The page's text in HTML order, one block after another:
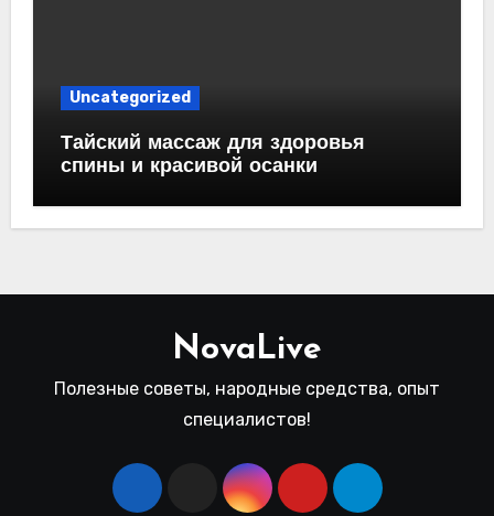
Uncategorized
Тайский массаж для здоровья
спины и красивой осанки
NovaLive
Полезные советы, народные средства, опыт
специалистов!